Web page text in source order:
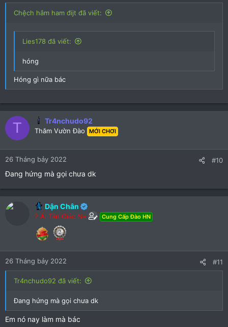
Chệch hâm ham đijt đã viết:
Lies178 đã viết:
hóng
Hóng gì nữa bác
T Tr4nchudo92
Thăm Vườn Đào MỚI CHƠI
26 Tháng bảy 2022 #10
Đang hứng mà gọi chưa dk
Dận Chân
? Ái Tân Giác Na Cung Cấp Đào HN
26 Tháng bảy 2022 #11
Tr4nchudo92 đã viết:
Đang hứng mà gọi chưa dk
Em nó nay làm mà bác